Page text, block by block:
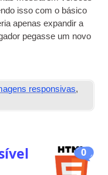
isso com o básico
apenas expandir a
pegasse um novo
responsivas,
0